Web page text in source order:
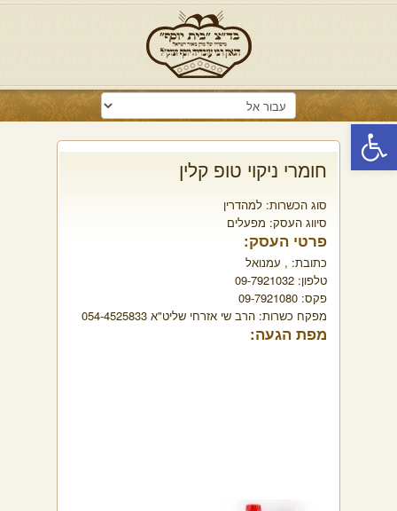
פתח סרגל נגישות
חומרי ניקוי טופ קלין
סוג הכשרות: למהדרין
סיווג העסק: מפעלים
פרטי העסק:
כתובת: , עמנואל
טלפון: 09-7921032
פקס: 09-7921080
מפקח כשרות: הרב שי אזרחי שליט"א 054-4525833
מפת הגעה: